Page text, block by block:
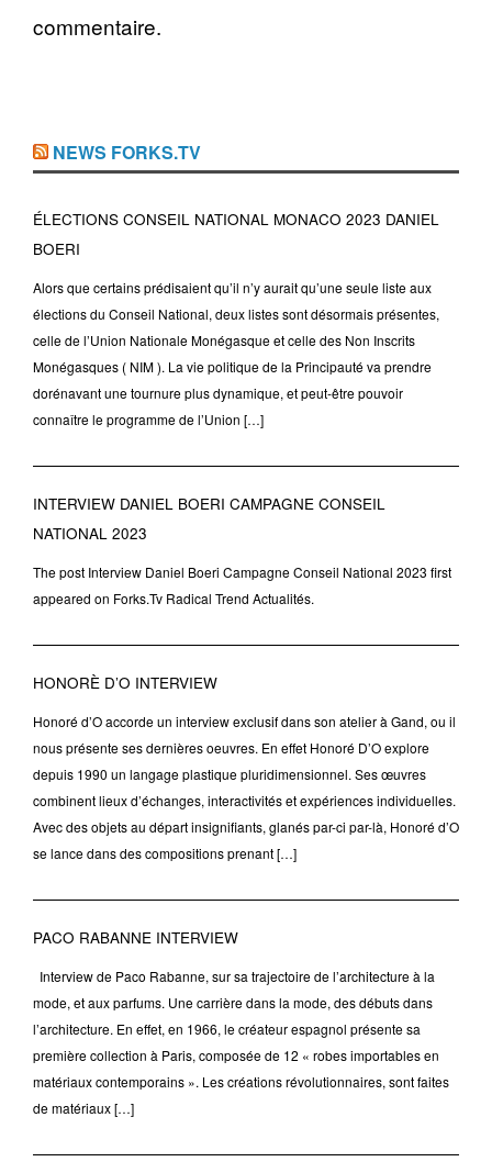
commentaire.
NEWS FORKS.TV
ÉLECTIONS CONSEIL NATIONAL MONACO 2023 DANIEL
BOERI
Alors que certains prédisaient qu’il n’y aurait qu’une seule liste aux
élections du Conseil National, deux listes sont désormais présentes,
celle de l’Union Nationale Monégasque et celle des Non Inscrits
Monégasques ( NIM ). La vie politique de la Principauté va prendre
dorénavant une tournure plus dynamique, et peut-être pouvoir
connaître le programme de l’Union […]
INTERVIEW DANIEL BOERI CAMPAGNE CONSEIL
NATIONAL 2023
The post Interview Daniel Boeri Campagne Conseil National 2023 first
appeared on Forks.Tv Radical Trend Actualités.
HONORÈ D’O INTERVIEW
Honoré d’O accorde un interview exclusif dans son atelier à Gand, ou il
nous présente ses dernières oeuvres. En effet Honoré D’O explore
depuis 1990 un langage plastique pluridimensionnel. Ses œuvres
combinent lieux d’échanges, interactivités et expériences individuelles.
Avec des objets au départ insignifiants, glanés par-ci par-là, Honoré d’O
se lance dans des compositions prenant […]
PACO RABANNE INTERVIEW
Interview de Paco Rabanne, sur sa trajectoire de l’architecture à la
mode, et aux parfums. Une carrière dans la mode, des débuts dans
l’architecture. En effet, en 1966, le créateur espagnol présente sa
première collection à Paris, composée de 12 « robes importables en
matériaux contemporains ». Les créations révolutionnaires, sont faites
de matériaux […]